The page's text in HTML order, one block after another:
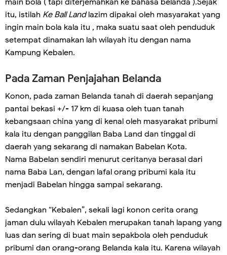
main bola ( tapi diterjemahkan ke bahasa belanda ).Sejak
itu, istilah Ke Ball Landlazim dipakai oleh masyarakat yang
ingin main bola kala itu , maka suatu saat oleh penduduk
setempat dinamakan lah wilayah itu dengan nama
Kampung Kebalen.
Pada Zaman Penjajahan Belanda
Konon, pada zaman Belanda tanah di daerah sepanjang
pantai bekasi +/- 17 km di kuasa oleh tuan tanah
kebangsaan china yang di kenal oleh masyarakat pribumi
kala itu dengan panggilan Baba Land dan tinggal di
daerah yang sekarang di namakan Babelan Kota.
Nama Babelan sendiri menurut ceritanya berasal dari
nama Baba Lan, dengan lafal orang pribumi kala itu
menjadi Babelan hingga sampai sekarang.
Sedangkan “Kebalen”, sekali lagi konon cerita orang
jaman dulu wilayah Kebalen merupakan tanah lapang yang
luas dan sering di buat main sepakbola oleh penduduk
pribumi dan orang-orang Belanda kala itu. Karena wilayah